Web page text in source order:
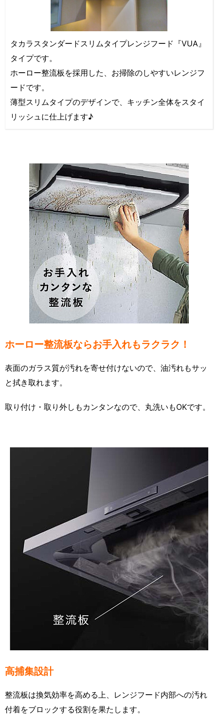
タカラスタンダードスリムタイプレンジフード『VUA』
タイプです。
ホーロー整流板を採用した、お掃除のしやすいレンジフ
ードです。
薄型スリムタイプのデザインで、キッチン全体をスタイ
リッシュに仕上げます♪
ホーロー整流板ならお手入れもラクラク！
表面のガラス質が汚れを寄せ付けないので、油汚れもサッ
と拭き取れます。
取り付け・取り外しもカンタンなので、丸洗いもOKです。
高捕集設計
整流板は換気効率を高める上、レンジフード内部への汚れ
付着をブロックする役割を果たします。